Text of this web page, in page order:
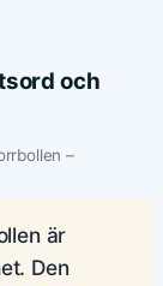
och
–
är
Den